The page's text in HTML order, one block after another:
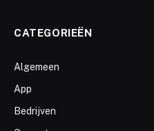
CATEGORIEËN
Algemeen
App
Bedrijven